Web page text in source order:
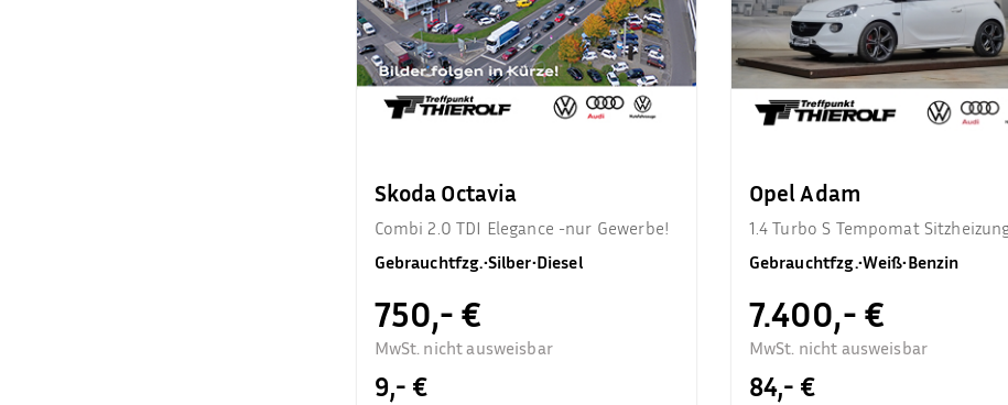
Skoda Octavia
Combi 2.0 TDI Elegance -nur Gewerbe!
Gebrauchtfzg.•Silber•Diesel
750,- €
MwSt. nicht ausweisbar
9,- €
Opel Adam
1.4 Turbo S Tempomat
Gebrauchtfzg.•Weiß•Benzin
7.400,- €
MwSt. nicht ausweisbar
84,- €